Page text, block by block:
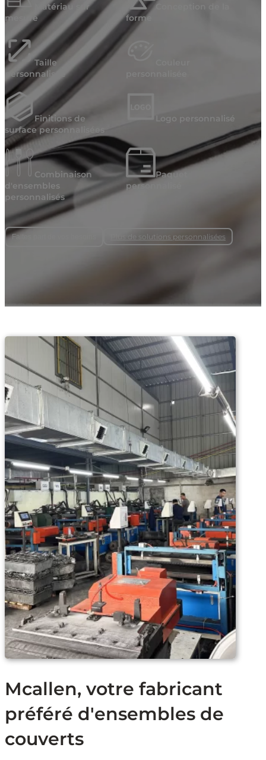
Matériau sur
mesure
Conception de la
forme
Taille
personnalisée
Finitions de
surface personnalisées
Logo personnalisé
Combinaison
d'ensembles
personnalisés
Paquet
personnalisé
Faites part de vos besoins Plus de solutions personnalisées
Mcallen, votre fabricant
préféré d'ensembles de
couverts